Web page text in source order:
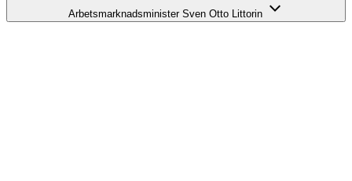
Arbetsmarknadsminister Sven Otto Littorin